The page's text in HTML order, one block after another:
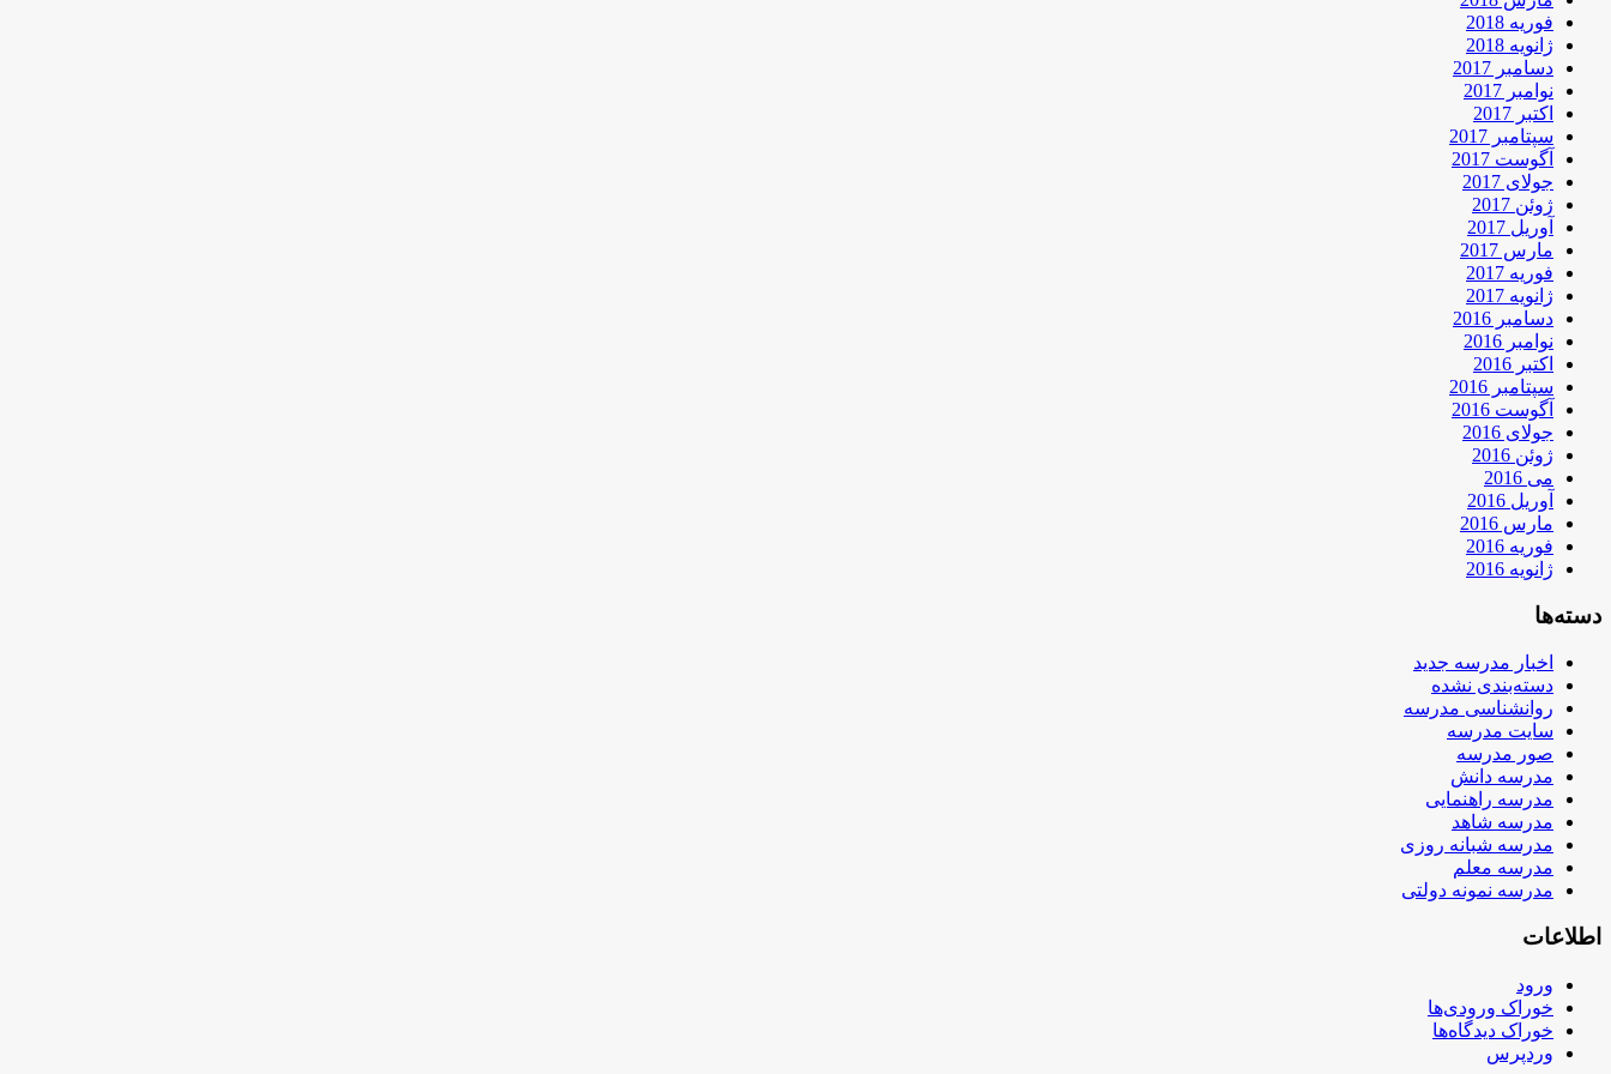
فوریه 2018
ژانویه 2018
دسامبر 2017
نوامبر 2017
اکتبر 2017
سپتامبر 2017
آگوست 2017
جولای 2017
ژوئن 2017
آوریل 2017
مارس 2017
فوریه 2017
ژانویه 2017
دسامبر 2016
نوامبر 2016
اکتبر 2016
سپتامبر 2016
آگوست 2016
جولای 2016
ژوئن 2016
می 2016
آوریل 2016
مارس 2016
فوریه 2016
ژانویه 2016
دسته‌ها
اخبار مدرسه جدید
دسته‌بندی نشده
روانشناسی مدرسه
سایت مدرسه
صور مدرسه
مدرسه دانش
مدرسه راهنمایی
مدرسه شاهد
مدرسه شبانه روزی
مدرسه معلم
مدرسه نمونه دولتی
اطلاعات
ورود
خوراک ورودی‌ها
خوراک دیدگاه‌ها
وردپرس